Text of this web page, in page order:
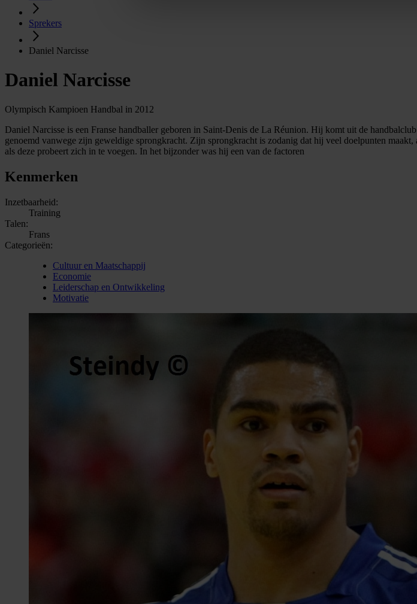
Sprekers
Daniel Narcisse
Daniel Narcisse
Olympisch Kampioen Handbal in 2012
Daniel Narcisse is een Franse handballer geboren in Saint-Denis de La Réunion. Hij komt uit de
genoemd vanwege zijn geweldige sprongkracht. Zijn sprongkracht is zodanig dat hij veel doelpunten
als deze probeert zich in te voegen. In het bijzonder was hij een van de factoren
Kenmerken
Inzetbaarheid:
Training
Talen:
Frans
Categorieën:
Cultuur en Maatschappij
Economie
Leiderschap en Ontwikkeling
Motivatie